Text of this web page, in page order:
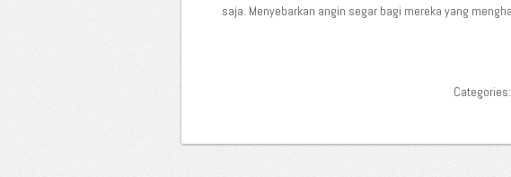
saja. Menyebarkan angin segar bagi mereka yang
Categories: